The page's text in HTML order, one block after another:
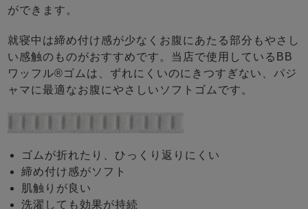
ができます。
就寝中は締め付け感が少なくお腹にあたる部分もやさし
い感触のものがおすすめです。当店で使用しているBB
ワッフル®ゴムは、ずれにくいのにきつすぎない、パジ
ャマに最適なお腹にやさしいソフトゴムです。
ゴムが折れたり、ひっくり返りにくい
締め付け感がソフト
肌触りが良い
洗濯しても効果が持続